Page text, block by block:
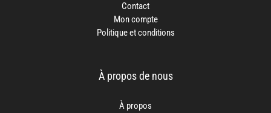
Contact
Mon compte
Politique et conditions
À propos de nous
À propos